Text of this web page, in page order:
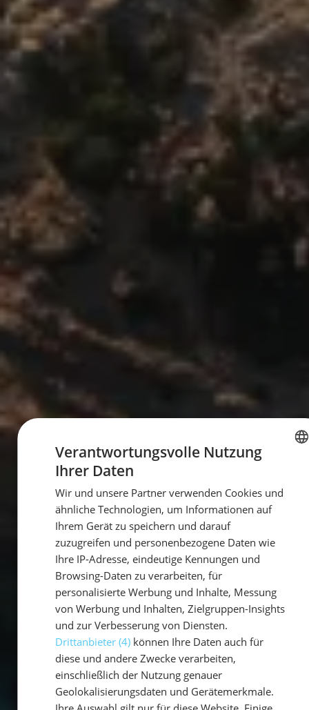
GERMAN
Verantwortungsvolle Nutzung
Ihrer Daten
Wir und unsere Partner verwenden Cookies und
ähnliche Technologien, um Informationen auf
Ihrem Gerät zu speichern und darauf
zuzugreifen und personenbezogene Daten wie
Ihre IP-Adresse, eindeutige Kennungen und
Browsing-Daten zu verarbeiten, für
personalisierte Werbung und Inhalte, Messung
von Werbung und Inhalten, Zielgruppen-Insights
und zur Verbesserung von Diensten.
Drittanbieter (4)können Ihre Daten auch für
diese und andere Zwecke verarbeiten,
einschließlich der Nutzung genauer
Geolokalisierungsdaten und Gerätemerkmale.